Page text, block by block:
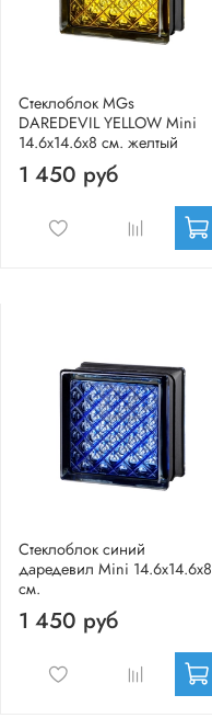
Стеклоблок MGs
DAREDEVIL YELLOW Mini
14.6x14.6x8 см. желтый
1 450 руб
Стеклоблок синий
даредевил Mini 14.6x14.6x8
см.
1 450 руб